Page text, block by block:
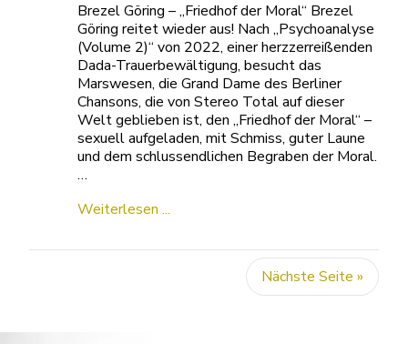
Brezel Göring – „Friedhof der Moral“ Brezel
Göring reitet wieder aus! Nach „Psychoanalyse
(Volume 2)“ von 2022, einer herzzerreißenden
Dada-Trauerbewältigung, besucht das
Marswesen, die Grand Dame des Berliner
Chansons, die von Stereo Total auf dieser
Welt geblieben ist, den „Friedhof der Moral“ –
sexuell aufgeladen, mit Schmiss, guter Laune
und dem schlussendlichen Begraben der Moral.
…
Weiterlesen ...
Nächste Seite »